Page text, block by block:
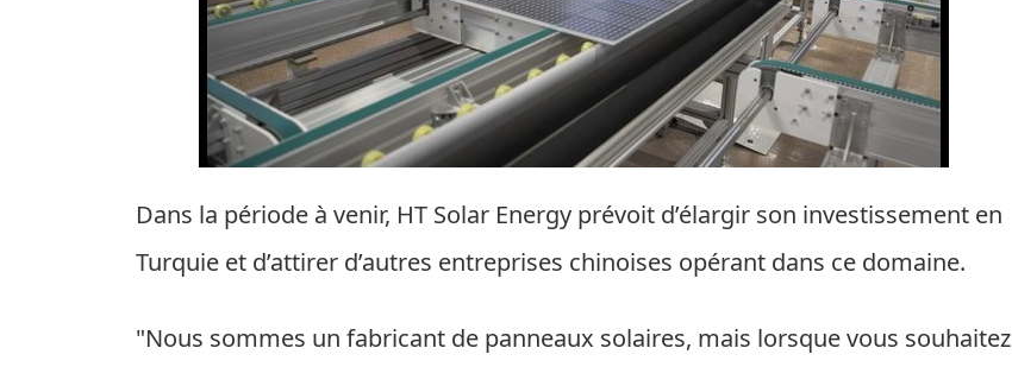
Dans la période à venir, HT Solar Energy prévoit d’élargir son investissement en
Turquie et d’attirer d’autres entreprises chinoises opérant dans ce domaine.
"Nous sommes un fabricant de panneaux solaires, mais lorsque vous souhaitez